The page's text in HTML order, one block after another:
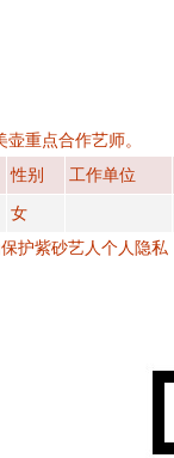
重点合作艺师。
性别 工作单位
女
护紫砂艺人个人隐私